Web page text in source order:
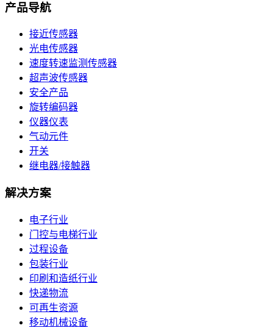
产品导航
接近传感器
光电传感器
速度转速监测传感器
超声波传感器
安全产品
旋转编码器
仪器仪表
气动元件
开关
继电器/接触器
解决方案
电子行业
门控与电梯行业
过程设备
包装行业
印刷和造纸行业
快递物流
可再生资源
移动机械设备